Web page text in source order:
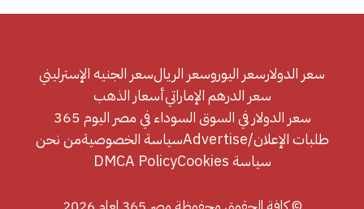
سعر الدولارسعر اليوروسعر الريالسعر الجنيه الإسترليني
سعر الدرهم الإماراتيأسعار الذهب
سعر الدولار في السوق السوداء في مصر اليوم 365
طلبات الإعلان/Advertise
سياسة الخصوصيةمن نحن
سياسة Cookies
DMCA Policy